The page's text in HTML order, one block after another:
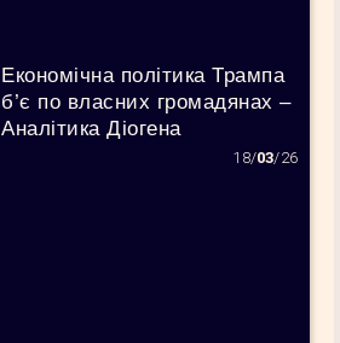
Економічна політика Трампа
б’є по власних громадянах –
Аналітика Діогена
18/03/26